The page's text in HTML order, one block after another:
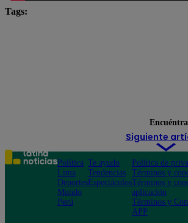
Tags:
Siguiente
Política
Lima
Deportes
Mundo
Perú
Te ayudo
Tendencias
Espectáculos
Política de
Términos y
Términos y
aplicación
Términos y
APP